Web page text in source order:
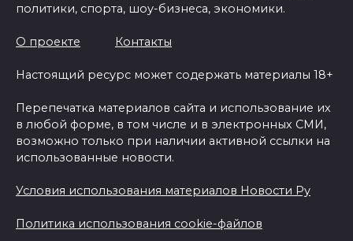
политики, спорта, шоу-бизнеса, экономики.
О проекте Контакты
Настоящий ресурс может содержать материалы 18+
Перепечатка материалов сайта и использование их
в любой форме, в том числе и в электронных СМИ,
возможно только при наличии активной ссылки на
использованные новости.
Условия использования материалов Новости Ру
Политика использования cookie-файлов